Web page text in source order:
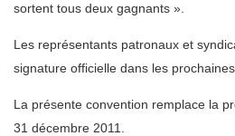
sortent tous deux gagnants ».
Les représentants patronaux et
signature officielle dans les
La présente convention remplace la
31 décembre 2011.